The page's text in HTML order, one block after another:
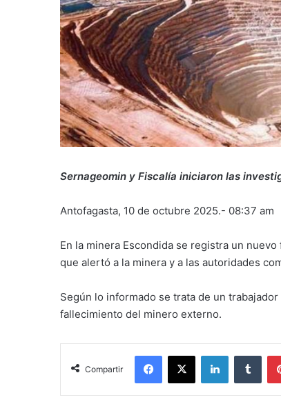
Sernageomin y Fiscalía iniciaron las
Antofagasta, 10 de octubre 2025.- 08:37 am
En la minera Escondida se registra un
que alertó a la minera y a las autoridades
Según lo informado se trata de un
fallecimiento del minero externo.
Compartir
Facebook
X LinkedIn